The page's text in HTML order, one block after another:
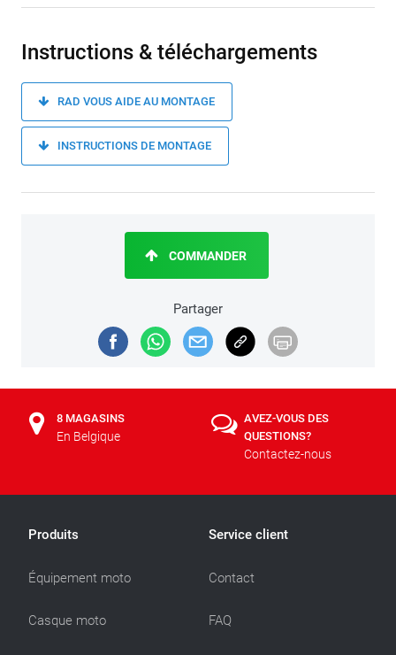
Instructions & téléchargements
RAD VOUS AIDE AU MONTAGE
INSTRUCTIONS DE MONTAGE
Partager
COMMANDER
8 MAGASINS
En Belgique
AVEZ-VOUS DES
QUESTIONS?
Contactez-nous
Produits
Équipement moto
Casque moto
Service client
Contact
FAQ